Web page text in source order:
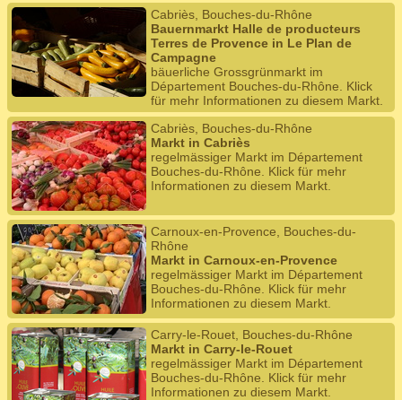
Cabriès, Bouches-du-Rhône
Bauernmarkt Halle de producteurs
Terres de Provence in Le Plan de
Campagne
bäuerliche Grossgrünmarkt im
Département Bouches-du-Rhône. Klick
für mehr Informationen zu diesem Markt.
Cabriès, Bouches-du-Rhône
Markt in Cabriès
regelmässiger Markt im Département
Bouches-du-Rhône. Klick für mehr
Informationen zu diesem Markt.
Carnoux-en-Provence, Bouches-du-
Rhône
Markt in Carnoux-en-Provence
regelmässiger Markt im Département
Bouches-du-Rhône. Klick für mehr
Informationen zu diesem Markt.
Carry-le-Rouet, Bouches-du-Rhône
Markt in Carry-le-Rouet
regelmässiger Markt im Département
Bouches-du-Rhône. Klick für mehr
Informationen zu diesem Markt.